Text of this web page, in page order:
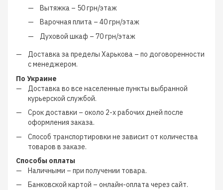
Вытяжка – 50 грн/этаж
Варочная плита – 40 грн/этаж
Духовой шкаф – 70 грн/этаж
Доставка за пределы Харькова – по договоренности
с менеджером.
По Украине
Доставка во все населенные пункты выбранной
курьерской службой.
Срок доставки – около 2-х рабочих дней после
оформления заказа.
Способ транспортировки не зависит от количества
товаров в заказе.
Способы оплаты
Наличными – при получении товара.
Банковской картой – онлайн-оплата через сайт.